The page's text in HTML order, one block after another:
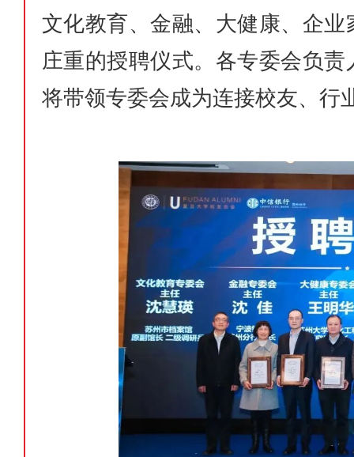
文化教育、金融、大健康、企
庄重的授聘仪式。各专委会负
将带领专委会成为连接校友、行